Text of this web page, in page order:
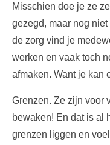
Misschien doe je ze
gezegd, maar nog
de zorg vind je
werken en vaak toch
afmaken. Want je kan
Grenzen. Ze zijn voor
bewaken! En dat is al
grenzen liggen en